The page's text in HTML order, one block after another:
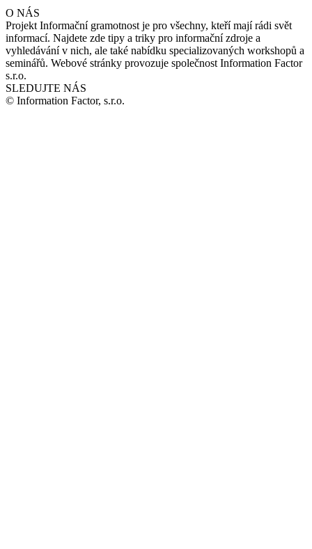
O NÁS
Projekt Informační gramotnost je pro všechny, kteří mají rádi svět
informací. Najdete zde tipy a triky pro informační zdroje a
vyhledávání v nich, ale také nabídku specializovaných workshopů a
seminářů. Webové stránky provozuje společnost Information Factor
s.r.o.
SLEDUJTE NÁS
© Information Factor, s.r.o.